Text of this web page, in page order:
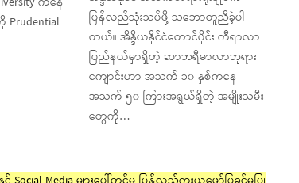
ပြန်လည်သုံးသပ်ဖို့ သဘောတူညီခဲ့ပါ
တယ်။ အိန္ဒိယနိုင်ငံတောင်ပိုင်း ကီရာလာ
ပြည်နယ်မှာရှိတဲ့ ဆာဘရီမာလာဘုရား
ကျောင်းဟာ အသက် ၁၀ နှစ်ကနေ
အသက် ၅၀ ကြားအရွယ်ရှိတဲ့ အမျိုးသမီး
တွေကို…